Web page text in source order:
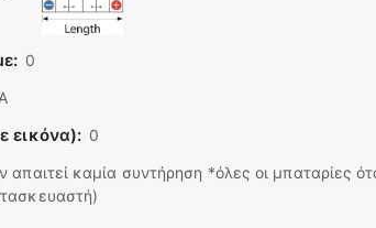
0
A
εικόνα): 0
απαιτεί καμία συντήρηση *όλες οι μπαταρίες